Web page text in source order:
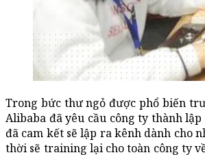
Trong bức thư ngỏ được phổ biến
Alibaba đã yêu cầu công ty thành
đã cam kết sẽ lập ra kênh dành cho
thời sẽ training lại cho toàn công ty